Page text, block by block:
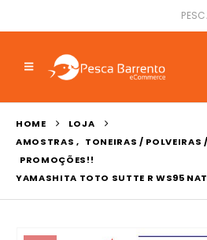
HOME
LOJA
AMOSTRAS , TONEIRAS / POLVEIRAS
PROMOÇÕES!!
YAMASHITA TOTO SUTTE R WS95